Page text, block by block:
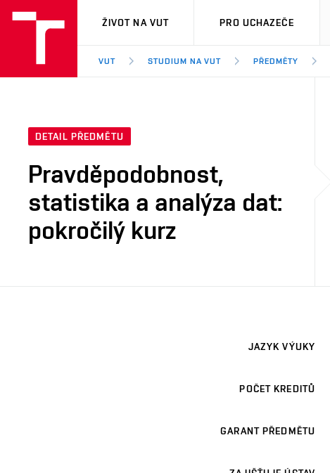
VUT
ŽIVOT NA VUT PRO UCHAZEČE
VUT STUDIUM NA VUT PŘEDMĚTY
DETAIL PŘEDMĚTU
Pravděpodobnost,
statistika a analýza dat:
pokročilý kurz
JAZYK VÝUKY
POČET KREDITŮ
GARANT PŘEDMĚTU